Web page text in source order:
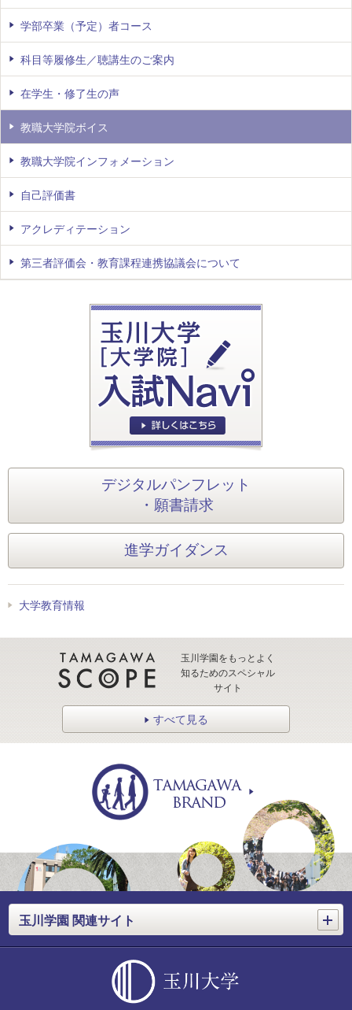
学部卒業（予定）者コース
科目等履修生／聴講生のご案内
在学生・修了生の声
教職大学院ボイス
教職大学院インフォメーション
自己評価書
アクレディテーション
第三者評価会・教育課程連携協議会について
デジタルパンフレット
・願書請求
進学ガイダンス
大学教育情報
玉川学園をもっとよく
知るためのスペシャル
サイト
すべて見る
玉川学園 関連サイト 開く